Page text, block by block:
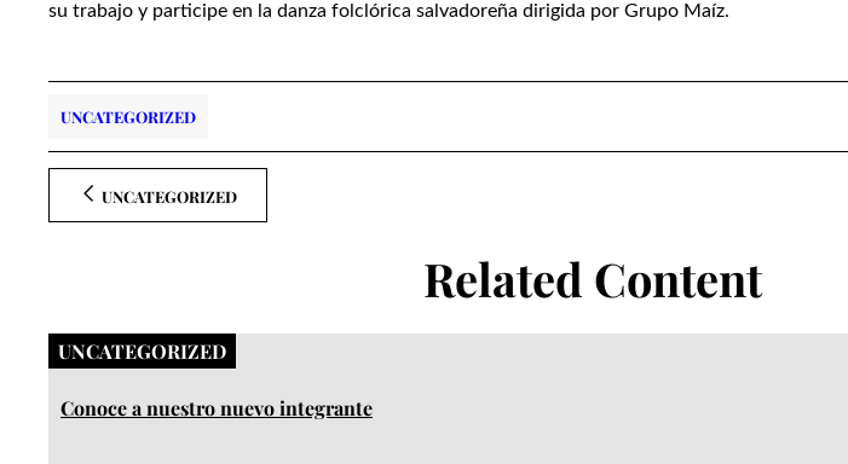
su trabajo y participe en la danza folclórica salvadoreña dirigida por Grupo Maíz.
UNCATEGORIZED
UNCATEGORIZED
Related Content
UNCATEGORIZED
Conoce a nuestro nuevo integrante